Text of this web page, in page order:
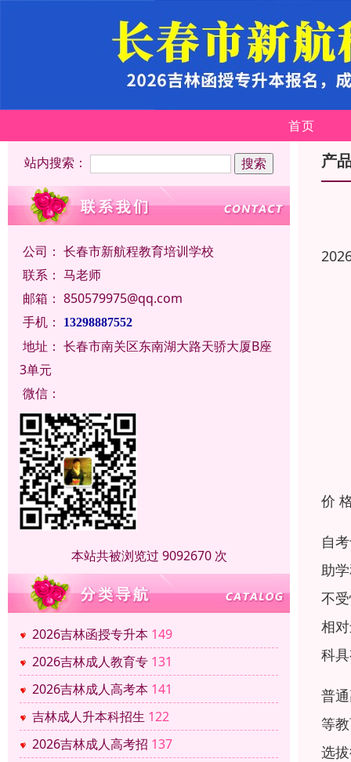
首页
站内搜索：
公司： 长春市新航程教育培训学校
联系： 马老师
邮箱： 850579975@qq.com
手机：
13298887552
地址： 长春市南关区东南湖大路天骄大厦B座
3单元
微信：
本站共被浏览过 9092670 次
2026吉林函授专升本 149
2026吉林成人教育专 131
2026吉林成人高考本 141
吉林成人升本科招生 122
2026吉林成人高考招 137
产
价
自
助
不
相
科
普
等
选